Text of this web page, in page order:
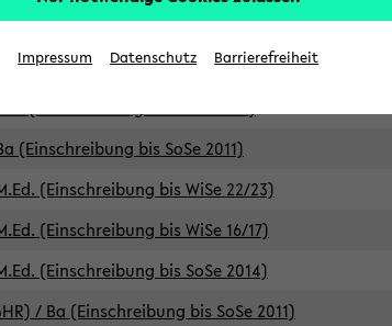
(Einschreibung bis WiSe 16/17)
(Einschreibung bis SoSe 2015)
bis SoSe 2011)
(Einschreibung bis WiSe 22/23)
(Einschreibung bis WiSe 16/17)
(Einschreibung bis SoSe 2014)
/ Ba (Einschreibung bis SoSe 2011)
Impressum Datenschutz Barrierefreiheit